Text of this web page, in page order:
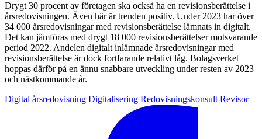
Drygt 30 procent av företagen ska också ha en revisionsberättelse i
årsredovisningen. Även här är trenden positiv. Under 2023 har över
34 000 årsredovisningar med revisionsberättelse lämnats in digitalt.
Det kan jämföras med drygt 18 000 revisionsberättelser motsvarande
period 2022. Andelen digitalt inlämnade årsredovisningar med
revisionsberättelse är dock fortfarande relativt låg. Bolagsverket
hoppas därför på en ännu snabbare utveckling under resten av 2023
och nästkommande år.
Digital årsredovisning Digitalisering Redovisningskonsult Revisor